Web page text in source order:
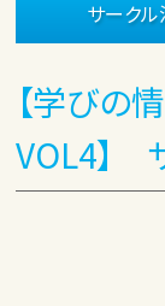
サーク
【学び
VOL4】